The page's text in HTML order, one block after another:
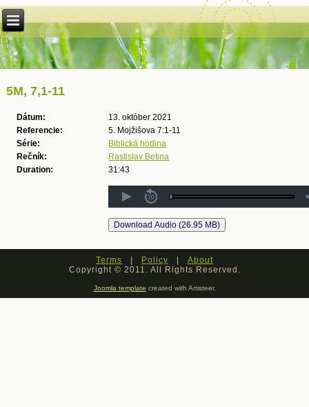
5M, 7,1-11
Dátum:
13. október 2021
Referencie:
5. Mojžišova 7:1-11
Série:
Biblická hodina
Rečník:
Rastislav Betina
Duration:
31:43
Terms | Policy | About
Copyright © 2011. All Rights Reserved.
Joomla template created with Artisteer.